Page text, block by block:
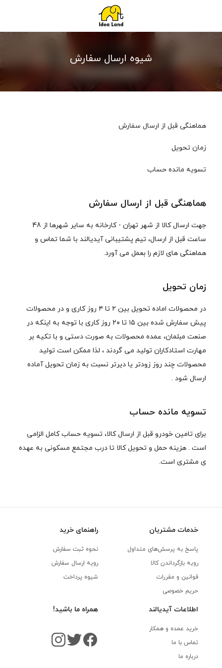
شیوه‌ ارسال سفارش
هماهنگی قبل از ارسال سفارش
زمان تحویل
تسویه مانده حساب
هماهنگی قبل از ارسال سفارش
جهت ارسال کالا از شهر تهران - کارخانه به سایر شهرها از 48
ساعت قبل از ارسال، تیم پشتیبانی آیدیالند با شما تماس و
هماهنگی های لازم را بعمل می آورد.
زمان تحویل
در محصولات اماده تحویل بین ۲ تا ۴ روز کاری و در محصولات
پیش سفارش شده بین ۱۵ تا ۲۰ روز کاری با توجه به اینکه در
صنعت مبلمان، عمده محصولات به صورت دستی و با تکیه بر
مهارت استادکاران تولید می گردند ، لذا ممکن است تولید
محصولات چند روز زودتر یا دیرتر نسبت به زمان تحویل آماده
ارسال شود .
تسویه مانده حساب
برای تامین خودرو قبل از ارسال کالا، تسویه حساب کامل الزامی
است . هزینه حمل و تحویل کالا تا درب مجتمع مسکونی به عهده
ی مشتری است.
خدمات مشتریان
پاسخ به پرسش‌های متداول
رویه‌ بازگرداندن کالا
قوانین و مقررات
حریم خصوصی
راهنمای خرید
نحوه ثبت سفارش
رویه ارسال سفارش
شیوه پرداخت
اطلاعات آیدیالند
خرید عمده و همکار
تماس با ما
درباره ما
همراه ما باشید!